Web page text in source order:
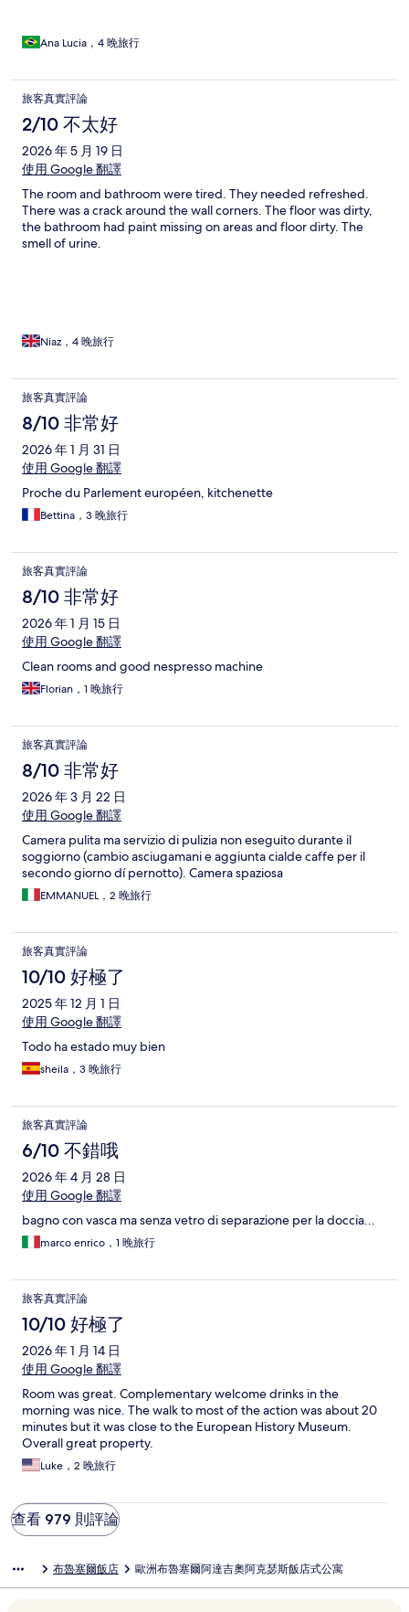
Ana Lucia，4 晚旅行
旅客真實評論
2/10 不太好
2026 年 5 月 19 日
使用 Google 翻譯
The room and bathroom were tired. They needed refreshed.
There was a crack around the wall corners. The floor was dirty,
the bathroom had paint missing on areas and floor dirty. The
smell of urine.
Niaz，4 晚旅行
旅客真實評論
8/10 非常好
2026 年 1 月 31 日
使用 Google 翻譯
Proche du Parlement européen, kitchenette
Bettina，3 晚旅行
旅客真實評論
8/10 非常好
2026 年 1 月 15 日
使用 Google 翻譯
Clean rooms and good nespresso machine
Florian，1 晚旅行
旅客真實評論
8/10 非常好
2026 年 3 月 22 日
使用 Google 翻譯
Camera pulita ma servizio di pulizia non eseguito durante il
soggiorno (cambio asciugamani e aggiunta cialde caffe per il
secondo giorno dí pernotto). Camera spaziosa
EMMANUEL，2 晚旅行
旅客真實評論
10/10 好極了
2025 年 12 月 1 日
使用 Google 翻譯
Todo ha estado muy bien
sheila，3 晚旅行
旅客真實評論
6/10 不錯哦
2026 年 4 月 28 日
使用 Google 翻譯
bagno con vasca ma senza vetro di separazione per la doccia...
marco enrico，1 晚旅行
旅客真實評論
10/10 好極了
2026 年 1 月 14 日
使用 Google 翻譯
Room was great. Complementary welcome drinks in the
morning was nice. The walk to most of the action was about 20
minutes but it was close to the European History Museum.
Overall great property.
Luke，2 晚旅行
查看 979 則評論
布魯塞爾飯店 歐洲布魯塞爾阿達吉奧阿克瑟斯飯店式公寓